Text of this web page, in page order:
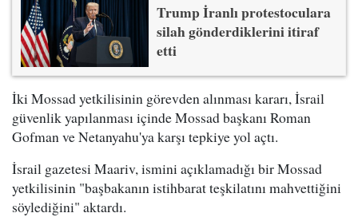
Trump İranlı protestoculara
silah gönderdiklerini itiraf
etti
İki Mossad yetkilisinin görevden alınması kararı, İsrail
güvenlik yapılanması içinde Mossad başkanı Roman
Gofman ve Netanyahu'ya karşı tepkiye yol açtı.
İsrail gazetesi Maariv, ismini açıklamadığı bir Mossad
yetkilisinin "başbakanın istihbarat teşkilatını mahvettiğini
söylediğini" aktardı.